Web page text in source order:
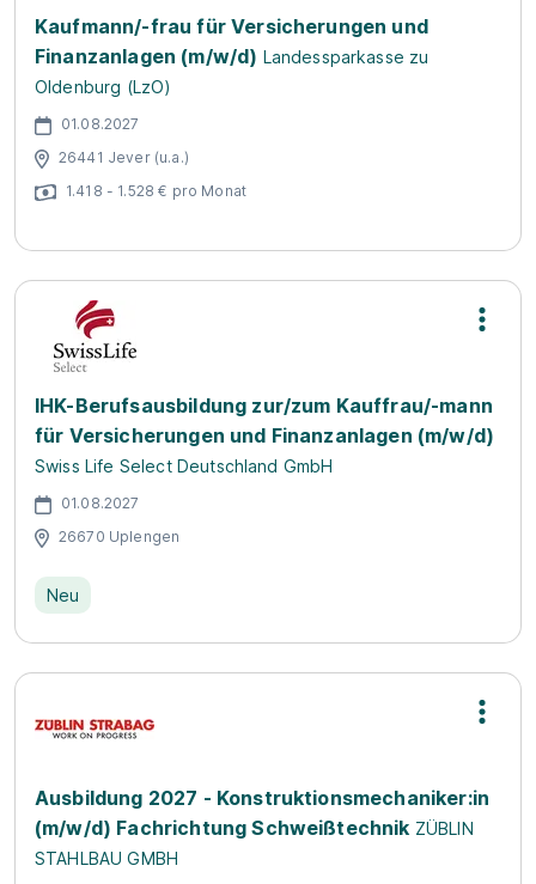
Kaufmann/-frau für Versicherungen und
Finanzanlagen (m/w/d) Landessparkasse zu
Oldenburg (LzO)
01.08.2027
26441 Jever (u.a.)
1.418 - 1.528 € pro Monat
IHK-Berufsausbildung zur/zum Kauffrau/-mann
für Versicherungen und Finanzanlagen (m/w/d)
Swiss Life Select Deutschland GmbH
01.08.2027
26670 Uplengen
Neu
Ausbildung 2027 - Konstruktionsmechaniker:in
(m/w/d) Fachrichtung Schweißtechnik ZÜBLIN
STAHLBAU GMBH